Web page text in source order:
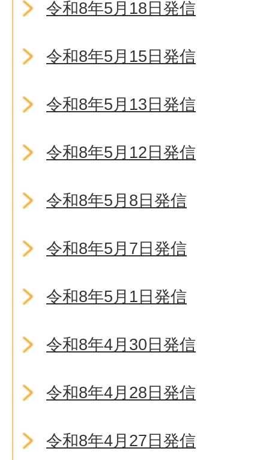
令和8年5月18日発信
令和8年5月15日発信
令和8年5月13日発信
令和8年5月12日発信
令和8年5月8日発信
令和8年5月7日発信
令和8年5月1日発信
令和8年4月30日発信
令和8年4月28日発信
令和8年4月27日発信